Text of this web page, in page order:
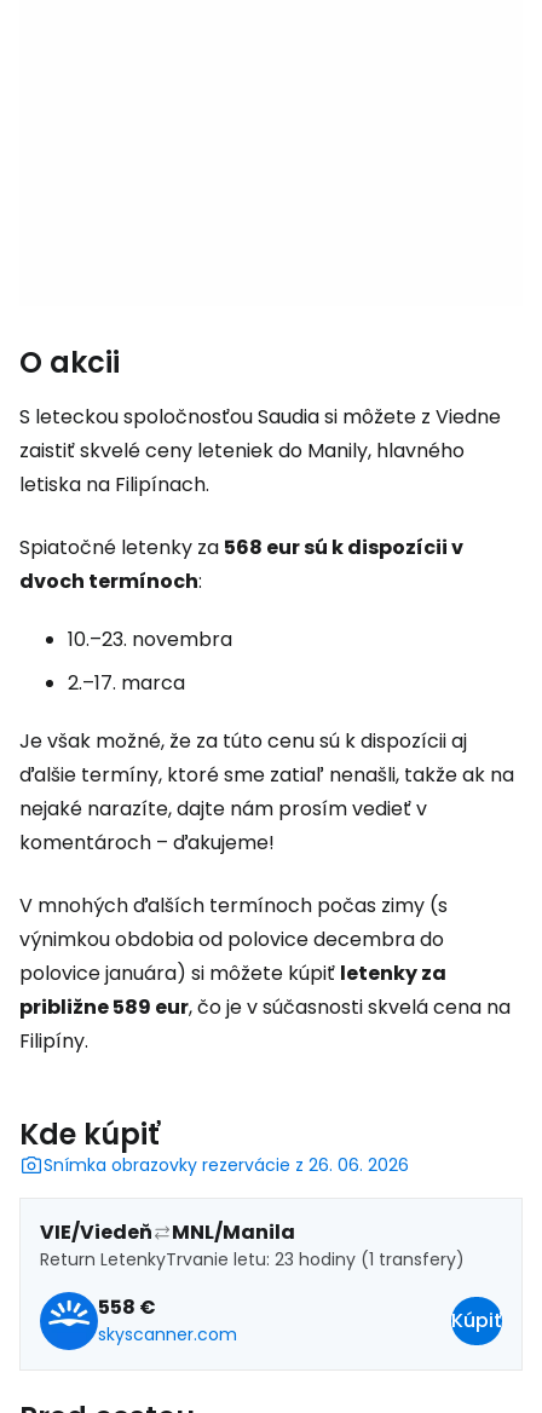
O akcii
S leteckou spoločnosťou Saudia si môžete z Viedne
zaistiť skvelé ceny leteniek do Manily, hlavného
letiska na Filipínach.
Spiatočné letenky za 568 eur sú k dispozícii v
dvoch termínoch:
10.–23. novembra
2.–17. marca
Je však možné, že za túto cenu sú k dispozícii aj
ďalšie termíny, ktoré sme zatiaľ nenašli, takže ak na
nejaké narazíte, dajte nám prosím vedieť v
komentároch – ďakujeme!
V mnohých ďalších termínoch počas zimy (s
výnimkou obdobia od polovice decembra do
polovice januára) si môžete kúpiť letenky za
približne 589 eur, čo je v súčasnosti skvelá cena na
Filipíny.
Kde kúpiť
Snímka obrazovky rezervácie z 26. 06. 2026
VIE/Viedeň MNL/Manila
Return LetenkyTrvanie letu: 23 hodiny (1 transfery)
558 €
skyscanner.com
Kúpiť